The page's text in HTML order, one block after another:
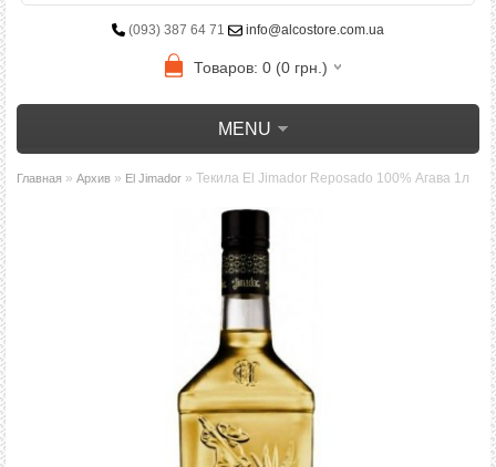
(093) 387 64 71 info@alcostore.com.ua
Товаров: 0 (0 грн.)
MENU
Главная » Архив » El Jimador » Текила El Jimador Reposado 100% Агава 1л